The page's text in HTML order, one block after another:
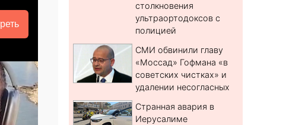
столкновения
ультраортодоксов с
полицией
СМИ обвинили главу
«Моссад» Гофмана «в
советских чистках» и
удалении несогласных
Странная авария в
Иерусалиме